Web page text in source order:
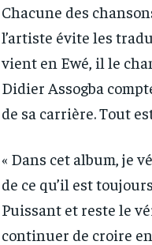
Chacune des
l’artiste évite les
vient en Ewé, il le
Didier Assogba
de sa carrière. Tout
« Dans cet album, je
de ce qu’il est
Puissant et reste le
continuer de croire